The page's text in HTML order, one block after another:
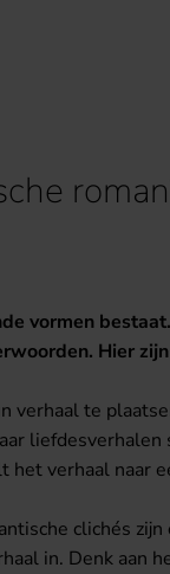
vormen
Hier
verhaal te
verhaal naar
clichés
in. Denk